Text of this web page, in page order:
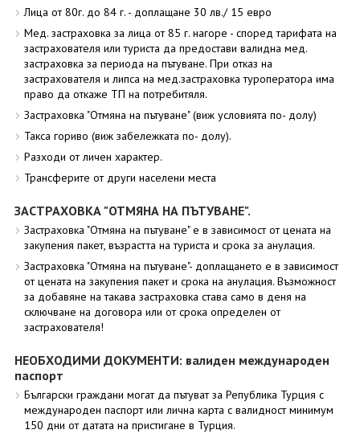
Лица от 80г. до 84 г. - доплащане 30 лв./ 15 евро
Мед. застраховка за лица от 85 г. нагоре - според тарифата на
застрахователя или туриста да предостави валидна мед.
застраховка за периода на пътуване. При отказ на
застрахователя и липса на мед.застраховка туроператора има
право да откаже ТП на потребитяля.
Застраховка "Отмяна на пътуване" (виж условията по- долу)
Такса гориво (виж забележката по- долу).
Разходи от личен характер.
Трансферите от други населени места
ЗАСТРАХОВКА "ОТМЯНА НА ПЪТУВАНЕ".
Застраховка "Отмяна на пътуване" е в зависимост от цената на
закупения пакет, възрастта на туриста и срока за анулация.
Застраховка "Отмяна на пътуване"- доплащането е в зависимост
от цената на закупения пакет и срока на анулация. Възможност
за добавяне на такава застраховка става само в деня на
сключване на договора или от срока определен от
застрахователя!
НЕОБХОДИМИ ДОКУМЕНТИ: валиден международен
паспорт
Български граждани могат да пътуват за Република Турция с
международен паспорт или лична карта с валидност минимум
150 дни от датата на пристигане в Турция.